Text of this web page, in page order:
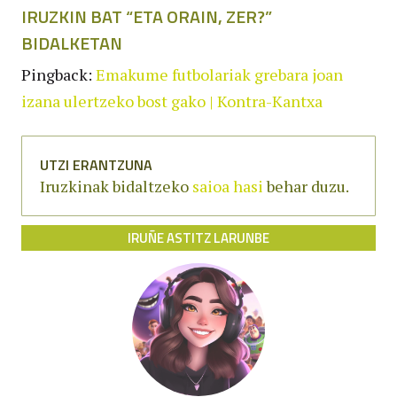
IRUZKIN BAT “ETA ORAIN, ZER?”
BIDALKETAN
Pingback: Emakume futbolariak grebara joan
izana ulertzeko bost gako | Kontra-Kantxa
UTZI ERANTZUNA
Iruzkinak bidaltzeko saioa hasibehar duzu.
IRUÑE ASTITZ LARUNBE